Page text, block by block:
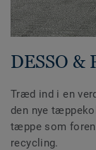
DESSO &
Træd ind i en
den nye
tæppe som
recycling.